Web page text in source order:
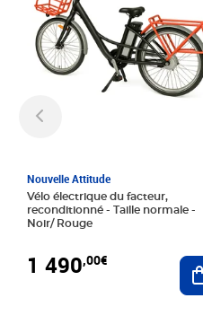
Nouvelle Attitude
Vélo électrique du facteur,
reconditionné - Taille normale -
Noir/ Rouge
1 490,00€